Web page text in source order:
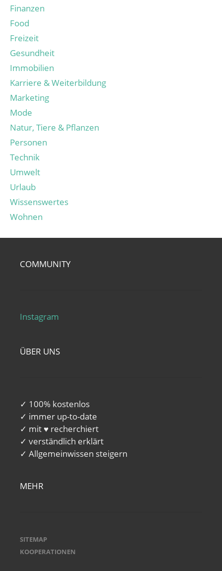
Finanzen
Food
Freizeit
Gesundheit
Immobilien
Karriere & Weiterbildung
Marketing
Mode
Natur, Tiere & Pflanzen
Personen
Technik
Umwelt
Urlaub
Wissenswertes
Wohnen
COMMUNITY
Instagram
ÜBER UNS
✓ 100% kostenlos
✓ immer up-to-date
✓ mit ♥ recherchiert
✓ verständlich erklärt
✓ Allgemeinwissen steigern
MEHR
SITEMAP
KOOPERATIONEN